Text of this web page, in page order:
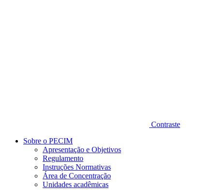
Contraste
Sobre o PECIM
Apresentação e Objetivos
Regulamento
Instruções Normativas
Área de Concentração
Unidades acadêmicas